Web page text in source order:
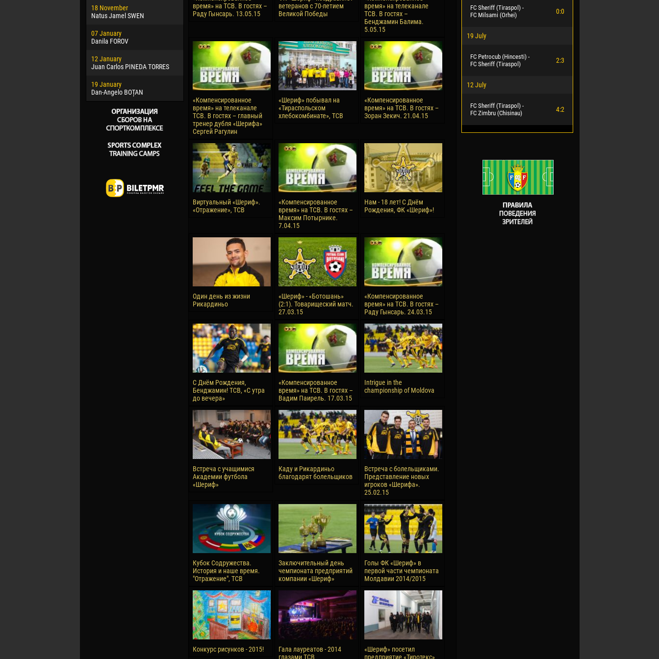
18 November
Natus Jamel SWEN
07 January
Danila FOROV
12 January
Juan Carlos PINEDA TORRES
19 January
Dan-Angelo BOȚAN
Jayder Moreno ASPRILLA
26 March
Vitor Hugo Morais de OLIVEIRA
28 March
Raí LOPES DE OLIVEIRA
Victor CIUMAȘU
10 July
Bourama FOMBA
15 July
Ivan DYULGEROV
время» на ТСВ. В гостях –
Раду Гынсарь. 13.05.15
ветеранов с 70-летием
Великой Победы
время» на телеканале
ТСВ. В гостях –
Бенджамин Балима.
5.05.15
«Компенсированное
время» на телеканале
ТСВ. В гостях – главный
тренер дубля «Шерифа»
Сергей Рагулин
«Шериф» побывал на
«Тираспольском
хлебокомбинате», ТСВ
«Компенсированное
время» на ТСВ. В гостях –
Зоран Зекич. 21.04.15
Виртуальный «Шериф».
«Отражение», ТСВ
«Компенсированное
время» на ТСВ. В гостях –
Максим Потырнике.
7.04.15
Нам - 18 лет! С Днём
Рождения, ФК «Шериф»!
Один день из жизни
Рикардиньо
«Шериф» - «Ботошань»
(2:1). Товарищеский матч.
27.03.15
«Компенсированное
время» на ТСВ. В гостях –
Раду Гынсарь. 24.03.15
С Днём Рождения,
Бенджамин! ТСВ, «С утра
до вечера»
«Компенсированное
время» на ТСВ. В гостях –
Вадим Паирель. 17.03.15
Intrigue in the
championship of Moldova
Встреча с учащимися
Академии футбола
«Шериф»
Каду и Рикардиньо
благодарят болельщиков
Встреча с болельщиками.
Представление новых
игроков «Шерифа».
25.02.15
Кубок Содружества.
История и наше время.
"Отражение", ТСВ
Заключительный день
чемпионата предприятий
компании «Шериф»
Голы ФК «Шериф» в
первой части чемпионата
Молдавии 2014/2015
Конкурс рисунков - 2015!
Гала лауреатов - 2014
глазами ТСВ
«Шериф» посетил
предприятие «Тиротекс»
FC Sheriff (Tiraspol) -
FC Milsami (Orhei)
0:0
19 July
FC Petrocub (Hincesti) -
FC Sheriff (Tiraspol)
2:3
12 July
FC Sheriff (Tiraspol) -
FC Zimbru (Chisinau)
4:2